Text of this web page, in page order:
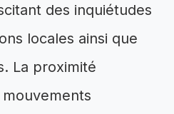
des inquiétudes
locales ainsi que
La proximité